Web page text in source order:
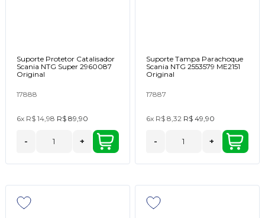
Suporte Protetor Catalisador
Scania NTG Super 2960087
Original
17888
6x R$ 14,98 R$ 89,90
- +
Suporte Tampa Parachoque
Scania NTG 2553579 ME2151
Original
17887
6x R$ 8,32 R$ 49,90
- +